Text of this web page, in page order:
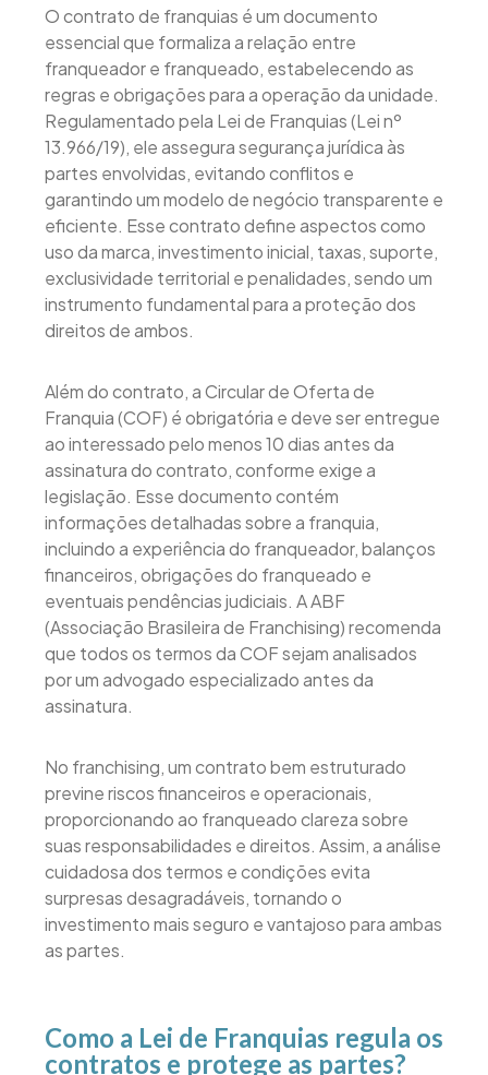
O contrato de franquias é um documento
essencial que formaliza a relação entre
franqueador e franqueado, estabelecendo as
regras e obrigações para a operação da unidade.
Regulamentado pela Lei de Franquias (Lei nº
13.966/19), ele assegura segurança jurídica às
partes envolvidas, evitando conflitos e
garantindo um modelo de negócio transparente e
eficiente. Esse contrato define aspectos como
uso da marca, investimento inicial, taxas, suporte,
exclusividade territorial e penalidades, sendo um
instrumento fundamental para a proteção dos
direitos de ambos.
Além do contrato, a Circular de Oferta de
Franquia (COF) é obrigatória e deve ser entregue
ao interessado pelo menos 10 dias antes da
assinatura do contrato, conforme exige a
legislação. Esse documento contém
informações detalhadas sobre a franquia,
incluindo a experiência do franqueador, balanços
financeiros, obrigações do franqueado e
eventuais pendências judiciais. A ABF
(Associação Brasileira de Franchising) recomenda
que todos os termos da COF sejam analisados
por um advogado especializado antes da
assinatura.
No franchising, um contrato bem estruturado
previne riscos financeiros e operacionais,
proporcionando ao franqueado clareza sobre
suas responsabilidades e direitos. Assim, a análise
cuidadosa dos termos e condições evita
surpresas desagradáveis, tornando o
investimento mais seguro e vantajoso para ambas
as partes.
Como a Lei de Franquias regula os
contratos e protege as partes?